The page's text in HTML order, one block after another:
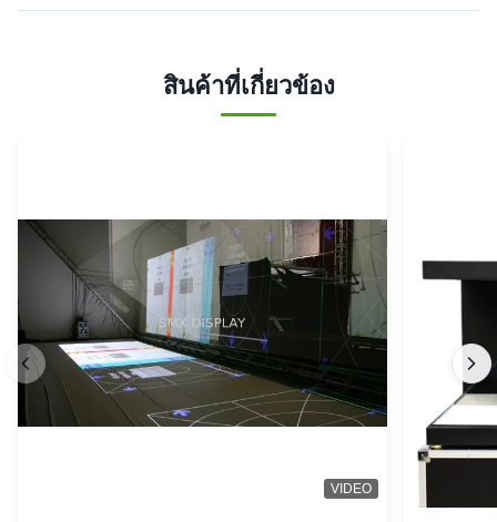
สินค้าที่เกี่ยวข้อง
VIDEO